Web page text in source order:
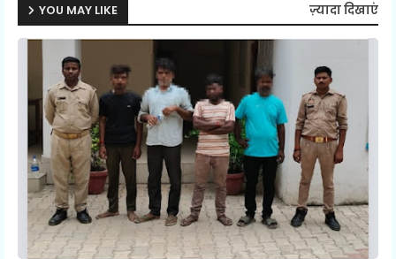
YOU MAY LIKE ज़्यादा दिखाएं